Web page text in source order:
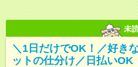
未
＼1日だけでOK！／好き
ットの仕分け／日払いOK